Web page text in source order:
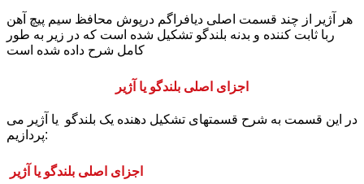
هر آژیر از چند قسمت اصلی دیافراگم درپوش محافظ سیم پیچ آهن
ربا ثابت کننده و بدنه بلندگو تشکیل شده است که در زیر به طور
کامل شرح داده شده است
اجزای اصلی بلندگو یا آژیر
در این قسمت به شرح قسمتهای تشکیل دهنده یک بلندگو یا آژیر می
پردازیم:
اجزای اصلی بلندگو یا آژیر